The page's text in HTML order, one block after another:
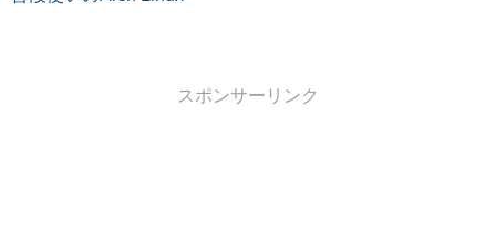
スポンサーリンク